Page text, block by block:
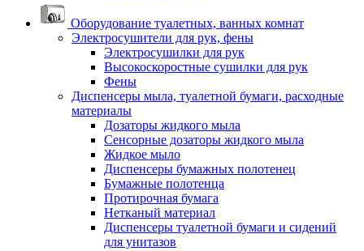
Оборудование туалетных, ванных комнат
Электросушители для рук, фены
Электросушилки для рук
Высокоскоростные сушилки для рук
Фены
Диспенсеры мыла, туалетной бумаги, расходные
материалы
Дозаторы жидкого мыла
Сенсорные дозаторы жидкого мыла
Жидкое мыло
Диспенсеры бумажных полотенец
Бумажные полотенца
Протирочная бумага
Нетканый материал
Диспенсеры туалетной бумаги и сидений
для унитазов